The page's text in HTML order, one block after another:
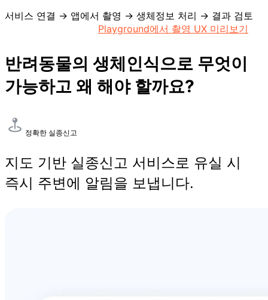
서비스 연결 → 앱에서 촬영 → 생체정보 처리 → 결과 검토
Playground에서 촬영 UX 미리보기
반려동물의 생체인식으로 무엇이
가능하고 왜 해야 할까요?
정확한 실종신고
지도 기반 실종신고 서비스로 유실 시
즉시 주변에 알림을 보냅니다.